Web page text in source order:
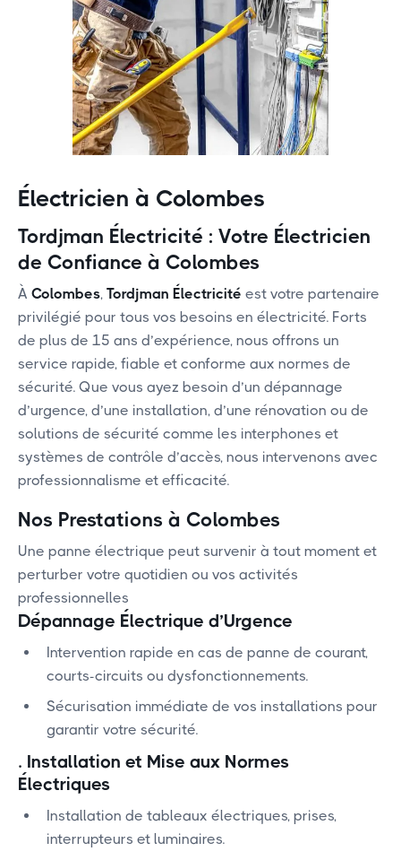
Électricien à Colombes
Tordjman Électricité : Votre Électricien
de Confiance à Colombes
À Colombes, Tordjman Électricité est votre partenaire
privilégié pour tous vos besoins en électricité. Forts
de plus de 15 ans d’expérience, nous offrons un
service rapide, fiable et conforme aux normes de
sécurité. Que vous ayez besoin d’un dépannage
d’urgence, d’une installation, d’une rénovation ou de
solutions de sécurité comme les interphones et
systèmes de contrôle d’accès, nous intervenons avec
professionnalisme et efficacité.
Nos Prestations à Colombes
Une panne électrique peut survenir à tout moment et
perturber votre quotidien ou vos activités
professionnelles
Dépannage Électrique d’Urgence
Intervention rapide en cas de panne de courant,
courts-circuits ou dysfonctionnements.
Sécurisation immédiate de vos installations pour
garantir votre sécurité.
. Installation et Mise aux Normes
Électriques
Installation de tableaux électriques, prises,
interrupteurs et luminaires.